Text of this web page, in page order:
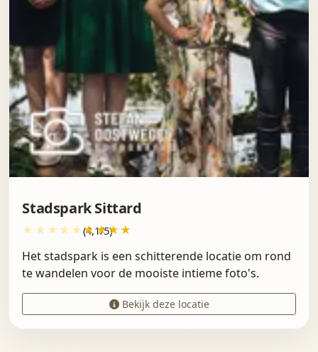
Stadspark Sittard
(4,1/5)
Het stadspark is een schitterende locatie om rond
te wandelen voor de mooiste intieme foto's.
Bekijk deze locatie